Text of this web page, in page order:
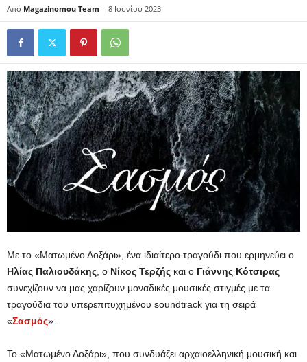
Από Magazinomou Team - 8 Ιουνίου 2023
Με το «Ματωμένο Δοξάρι», ένα ιδιαίτερο τραγούδι που ερμηνεύει ο
Ηλίας Παλιουδάκης , ο Νίκος Τερζής και ο Γιάννης Κότσιρας
συνεχίζουν να μας χαρίζουν μοναδικές μουσικές στιγμές με τα
τραγούδια του υπερεπιτυχημένου soundtrack για τη σειρά
«Σασμός».
Το «Ματωμένο Δοξάρι», που συνδυάζει αρχαιοελληνική μουσική και